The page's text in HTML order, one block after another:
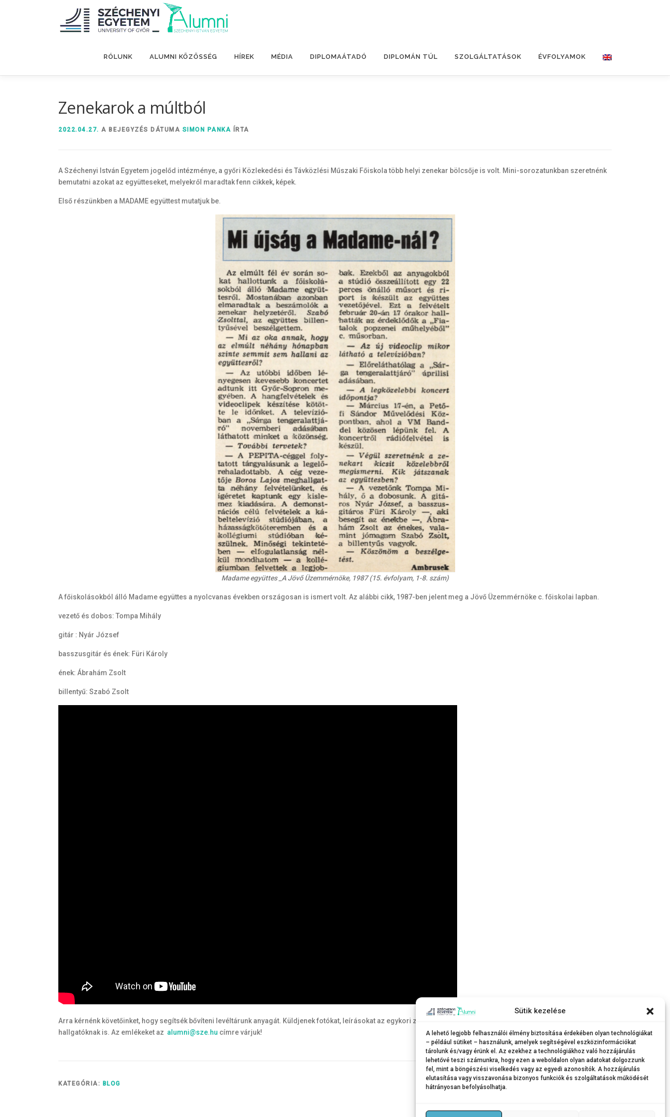
Sütik kezelése
A lehető legjobb felhasználói élmény biztosítása érdekében olyan technológiákat
– például sütiket – használunk, amelyek segítségével eszközinformációkat
tárolunk és/vagy érünk el. Az ezekhez a technológiákhoz való hozzájárulás
lehetővé teszi számunkra, hogy ezen a weboldalon olyan adatokat dolgozzunk
fel, mint a böngészési viselkedés vagy az egyedi azonosítók. A hozzájárulás
elutasítása vagy visszavonása bizonyos funkciók és szolgáltatások működését
hátrányosan befolyásolhatja.
RÓLUNK ALUMNI KÖZÖSSÉG HÍREK MÉDIA DIPLOMAÁTADÓ DIPLOMÁN TÚL SZOLGÁLTATÁSOK ÉVFOLYAMOK
Zenekarok a múltból
2022.04.27. A BEJEGYZÉS DÁTUMA SIMON PANKA ÍRTA
A Széchenyi István Egyetem jogelőd intézménye, a győri Közlekedési és Távközlési Műszaki Főiskola több helyi zenekar bölcsője is volt. Mini-sorozatunkban szeretnénk
bemutatni azokat az együtteseket, melyekről maradtak fenn cikkek, képek.
Első részünkben a MADAME együttest mutatjuk be.
Madame együttes _A Jövő Üzemmérnöke, 1987 (15. évfolyam, 1-8. szám)
A főiskolásokból álló Madame együttes a nyolcvanas években országosan is ismert volt. Az alábbi cikk, 1987-ben jelent meg a Jövő Üzemmérnöke c. főiskolai lapban.
vezető és dobos: Tompa Mihály
gitár : Nyár József
basszusgitár és ének: Füri Károly
ének: Ábrahám Zsolt
billentyű: Szabó Zsolt
Arra kérnénk követőinket, hogy segítsék bővíteni levéltárunk anyagát. Küldjenek fotókat, leírásokat az egykori zenekarokról, koncertekről, hogy bemutathassuk őket a mai
hallgatóknak is. Az emlékeket az alumni@sze.hu címre várjuk!
KATEGÓRIA: BLOG